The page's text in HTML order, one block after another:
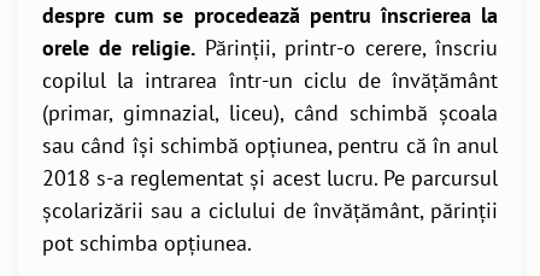
despre cum se procedează pentru înscrierea la
orele de religie. Părinții, printr-o cerere, înscriu
copilul la intrarea într-un ciclu de învățământ
(primar, gimnazial, liceu), când schimbă școala
sau când își schimbă opțiunea, pentru că în anul
2018 s-a reglementat și acest lucru. Pe parcursul
școlarizării sau a ciclului de învățământ, părinții
pot schimba opțiunea.